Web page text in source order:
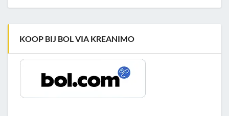
KOOP BIJ BOL VIA KREANIMO